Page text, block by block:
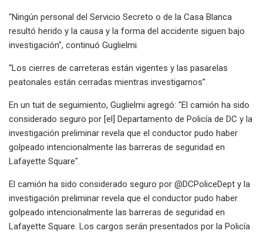
"Ningún personal del Servicio Secreto o de la Casa Blanca
resultó herido y la causa y la forma del accidente siguen bajo
investigación", continuó Guglielmi.
“Los cierres de carreteras están vigentes y las pasarelas
peatonales están cerradas mientras investigamos”.
En un tuit de seguimiento, Guglielmi agregó: "El camión ha sido
considerado seguro por [el] Departamento de Policía de DC y la
investigación preliminar revela que el conductor pudo haber
golpeado intencionalmente las barreras de seguridad en
Lafayette Square".
El camión ha sido considerado seguro por @DCPoliceDept y la
investigación preliminar revela que el conductor pudo haber
golpeado intencionalmente las barreras de seguridad en
Lafayette Square. Los cargos serán presentados por la Policía